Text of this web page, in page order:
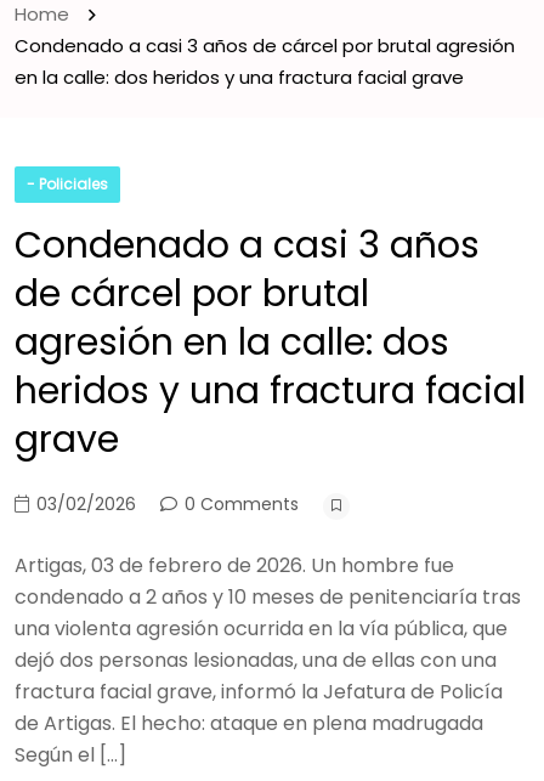
Home
Condenado a casi 3 años de cárcel por brutal agresión
en la calle: dos heridos y una fractura facial grave
- Policiales
Condenado a casi 3 años
de cárcel por brutal
agresión en la calle: dos
heridos y una fractura facial
grave
03/02/2026 0 Comments
Artigas, 03 de febrero de 2026. Un hombre fue
condenado a 2 años y 10 meses de penitenciaría tras
una violenta agresión ocurrida en la vía pública, que
dejó dos personas lesionadas, una de ellas con una
fractura facial grave, informó la Jefatura de Policía
de Artigas. El hecho: ataque en plena madrugada
Según el […]